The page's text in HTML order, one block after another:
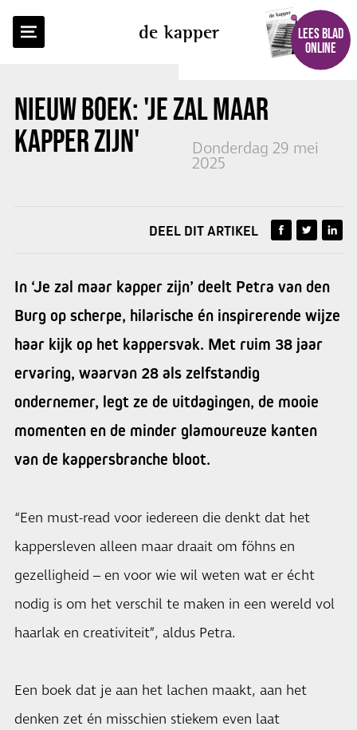
de kapper
LEES BLAD
ONLINE
NIEUW BOEK: 'JE ZAL MAAR
KAPPER ZIJN'
Donderdag 29 mei
2025
TERUG NAAR OVERZICHT
DEEL DIT ARTIKEL
In ‘Je zal maar kapper zijn’ deelt Petra van den
Burg op scherpe, hilarische én inspirerende wijze
haar kijk op het kappersvak. Met ruim 38 jaar
ervaring, waarvan 28 als zelfstandig
ondernemer, legt ze de uitdagingen, de mooie
momenten en de minder glamoureuze kanten
van de kappersbranche bloot.
“Een must-read voor iedereen die denkt dat het
kappersleven alleen maar draait om föhns en
gezelligheid – en voor wie wil weten wat er écht
nodig is om het verschil te maken in een wereld vol
haarlak en creativiteit”, aldus Petra.
Een boek dat je aan het lachen maakt, aan het
denken zet én misschien stiekem even laat